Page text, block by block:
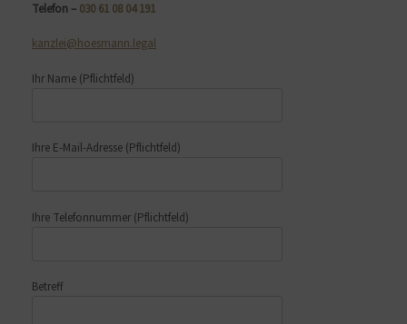
Telefon – 030 61 08 04 191
kanzlei@hoesmann.legal
Ihr Name (Pflichtfeld)
Ihre E-Mail-Adresse (Pflichtfeld)
Ihre Telefonnummer (Pflichtfeld)
Betreff